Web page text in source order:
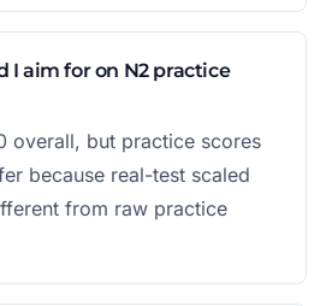
I aim for on N2 practice
overall, but practice scores
because real-test scaled
from raw practice